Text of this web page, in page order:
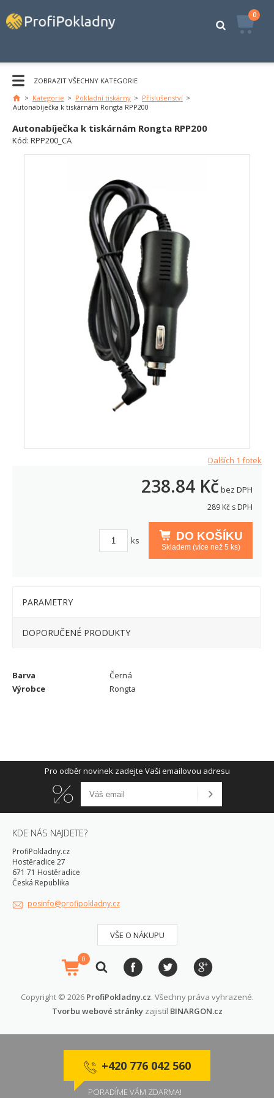
0
ZOBRAZIT VŠECHNY KATEGORIE
Hlavní
> Kategorie > Pokladní tiskárny > Příslušenství >
Autonabíječka k tiskárnám Rongta RPP200
Autonabíječka k tiskárnám Rongta RPP200
Kód: RPP200_CA
Dalších 1 fotek
238.84 Kčbez DPH
289 Kč s DPH
DO KOŠÍKU
Skladem (více než 5 ks)
ks
PARAMETRY
DOPORUČENÉ PRODUKTY
Barva
Černá
Výrobce
Rongta
Pro odběr novinek zadejte Vaši emailovou adresu
KDE NÁS NAJDETE?
ProfiPokladny.cz
Hostěradice 27
671 71 Hostěradice
Česká Republika
posinfo@profipokladny.cz
VŠE O NÁKUPU
0
Copyright © 2026 ProfiPokladny.cz. Všechny práva vyhrazené.
Tvorbu webové stránkyzajistil BINARGON.cz
+420 776 042 560
PORADÍME VÁM ZDARMA!